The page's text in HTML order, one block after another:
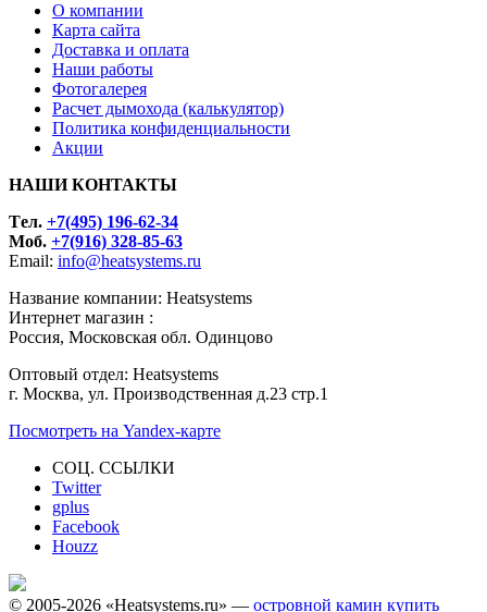
О компании
Карта сайта
Доставка и оплата
Наши работы
Фотогалерея
Расчет дымохода (калькулятор)
Политика конфиденциальности
Акции
НАШИ КОНТАКТЫ
Tел. +7(495) 196-62-34
Моб. +7(916) 328-85-63
Email: info@heatsystems.ru
Название компании: Heatsystems
Интернет магазин :
Россия, Московская обл. Одинцово
Оптовый отдел: Heatsystems
г. Москва, ул. Производственная д.23 стр.1
Посмотреть на Yandex-карте
СОЦ. ССЫЛКИ
Twitter
gplus
Facebook
Houzz
© 2005-2026 «Heatsystems.ru» — островной камин купить